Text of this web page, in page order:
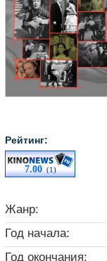
Рейтинг:
7.00(1)
Жанр:
Год начала:
Год окончания: